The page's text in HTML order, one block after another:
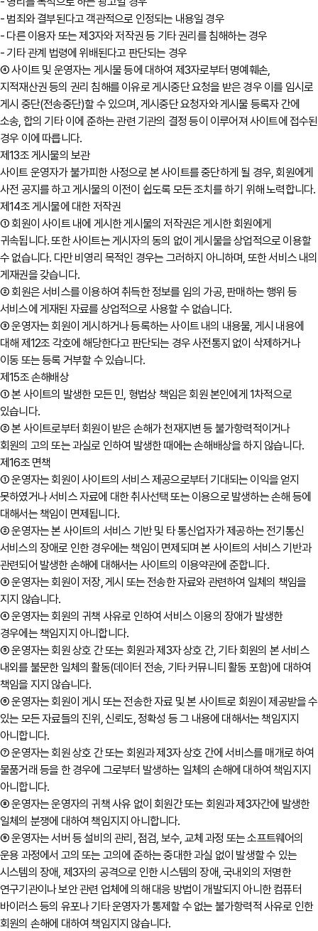
- 범죄와 결부된다고 객관적으로 인정되는 내용일 경우
- 다른 이용자 또는 제3자와 저작권 등 기타 권리를 침해하는 경우
- 기타 관계 법령에 위배된다고 판단되는 경우
④ 사이트 및 운영자는 게시물 등에 대하여 제3자로부터 명예훼손,
지적재산권 등의 권리 침해를 이유로 게시중단 요청을 받은 경우 이를 임시로
게시 중단(전송중단)할 수 있으며, 게시중단 요청자와 게시물 등록자 간에
소송, 합의 기타 이에 준하는 관련 기관의 결정 등이 이루어져 사이트에 접수된
경우 이에 따릅니다.
제13조 게시물의 보관
사이트 운영자가 불가피한 사정으로 본 사이트를 중단하게 될 경우, 회원에게
사전 공지를 하고 게시물의 이전이 쉽도록 모든 조치를 하기 위해 노력합니다.
제14조 게시물에 대한 저작권
① 회원이 사이트 내에 게시한 게시물의 저작권은 게시한 회원에게
귀속됩니다. 또한 사이트는 게시자의 동의 없이 게시물을 상업적으로 이용할
수 없습니다. 다만 비영리 목적인 경우는 그러하지 아니하며, 또한 서비스 내의
게재권을 갖습니다.
② 회원은 서비스를 이용하여 취득한 정보를 임의 가공, 판매하는 행위 등
서비스에 게재된 자료를 상업적으로 사용할 수 없습니다.
③ 운영자는 회원이 게시하거나 등록하는 사이트 내의 내용물, 게시 내용에
대해 제12조 각호에 해당한다고 판단되는 경우 사전통지 없이 삭제하거나
이동 또는 등록 거부할 수 있습니다.
제15조 손해배상
① 본 사이트의 발생한 모든 민, 형법상 책임은 회원 본인에게 1차적으로
있습니다.
② 본 사이트로부터 회원이 받은 손해가 천재지변 등 불가항력적이거나
회원의 고의 또는 과실로 인하여 발생한 때에는 손해배상을 하지 않습니다.
제16조 면책
① 운영자는 회원이 사이트의 서비스 제공으로부터 기대되는 이익을 얻지
못하였거나 서비스 자료에 대한 취사선택 또는 이용으로 발생하는 손해 등에
대해서는 책임이 면제됩니다.
② 운영자는 본 사이트의 서비스 기반 및 타 통신업자가 제공하는 전기통신
서비스의 장애로 인한 경우에는 책임이 면제되며 본 사이트의 서비스 기반과
관련되어 발생한 손해에 대해서는 사이트의 이용약관에 준합니다.
③ 운영자는 회원이 저장, 게시 또는 전송한 자료와 관련하여 일체의 책임을
지지 않습니다.
④ 운영자는 회원의 귀책 사유로 인하여 서비스 이용의 장애가 발생한
경우에는 책임지지 아니합니다.
⑤ 운영자는 회원 상호 간 또는 회원과 제3자 상호 간, 기타 회원의 본 서비스
내외를 불문한 일체의 활동(데이터 전송, 기타 커뮤니티 활동 포함)에 대하여
책임을 지지 않습니다.
⑥ 운영자는 회원이 게시 또는 전송한 자료 및 본 사이트로 회원이 제공받을 수
있는 모든 자료들의 진위, 신뢰도, 정확성 등 그 내용에 대해서는 책임지지
아니합니다.
⑦ 운영자는 회원 상호 간 또는 회원과 제3자 상호 간에 서비스를 매개로 하여
물품거래 등을 한 경우에 그로부터 발생하는 일체의 손해에 대하여 책임지지
아니합니다.
⑧ 운영자는 운영자의 귀책 사유 없이 회원간 또는 회원과 제3자간에 발생한
일체의 분쟁에 대하여 책임지지 아니합니다.
⑨ 운영자는 서버 등 설비의 관리, 점검, 보수, 교체 과정 또는 소프트웨어의
운용 과정에서 고의 또는 고의에 준하는 중대한 과실 없이 발생할 수 있는
시스템의 장애, 제3자의 공격으로 인한 시스템의 장애, 국내외의 저명한
연구기관이나 보안 관련 업체에 의해 대응 방법이 개발되지 아니한 컴퓨터
바이러스 등의 유포나 기타 운영자가 통제할 수 없는 불가항력적 사유로 인한
회원의 손해에 대하여 책임지지 않습니다.